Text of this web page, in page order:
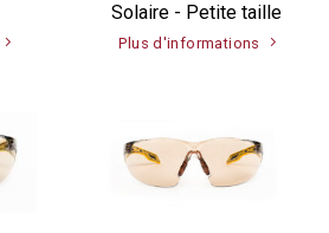
Solaire - Petite taille
Plus d'informations